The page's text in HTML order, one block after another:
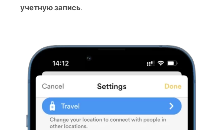
учетную запись.